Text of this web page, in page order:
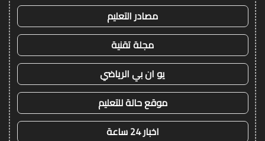
مصادر التعليم
مجلة تقنية
يو ان بي الرياضي
موقع حالة للتعليم
اخبار 24 ساعة